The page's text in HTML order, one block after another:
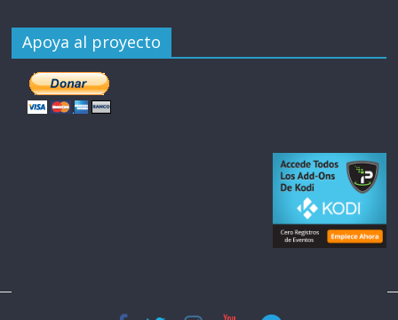
Apoya al proyecto